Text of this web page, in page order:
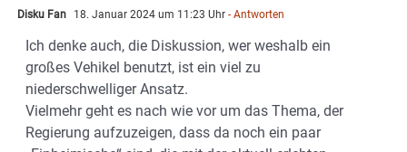
Disku Fan 18. Januar 2024 um 11:23 Uhr - Antworten
Ich denke auch, die Diskussion, wer weshalb ein
großes Vehikel benutzt, ist ein viel zu
niederschwelliger Ansatz.
Vielmehr geht es nach wie vor um das Thema, der
Regierung aufzuzeigen, dass da noch ein paar